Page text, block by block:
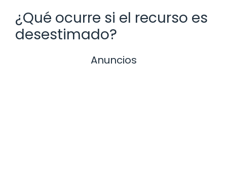
¿Qué ocurre si el recurso es
desestimado?
Anuncios